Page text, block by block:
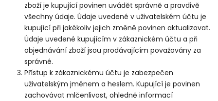
zboží je kupující povinen uvádět správně a pravdivě
všechny údaje. Údaje uvedené v uživatelském účtu je
kupující při jakékoliv jejich změně povinen aktualizovat.
Údaje uvedené kupujícím v zákaznickém účtu a při
objednávání zboží jsou prodávajícím považovány za
správné.
Přístup k zákaznickému účtu je zabezpečen
uživatelským jménem a heslem. Kupující je povinen
zachovávat mlčenlivost, ohledně informací